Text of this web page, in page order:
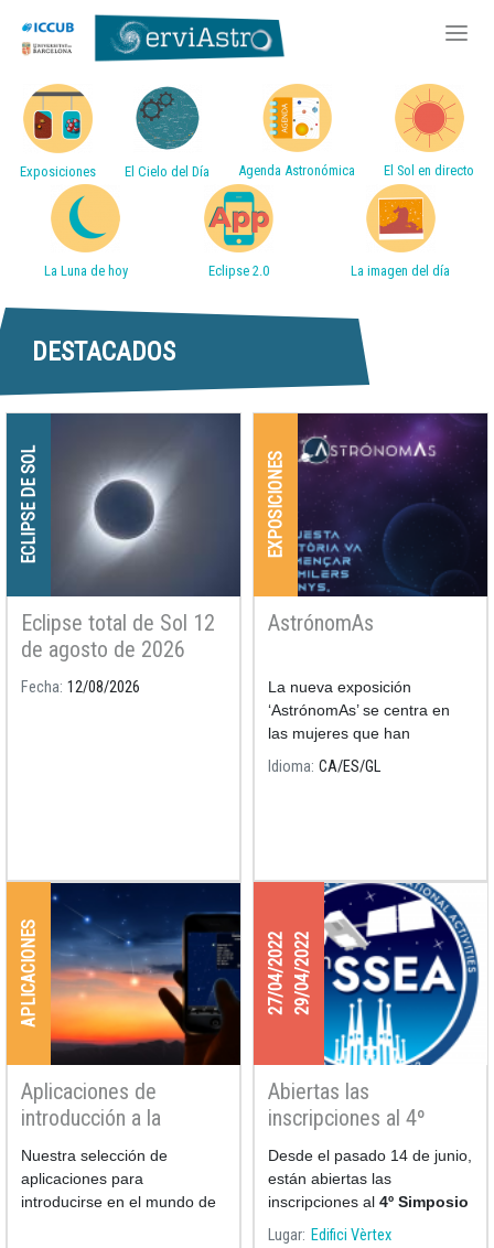
Pasar
contenido
principal
Accessos directes
Exposiciones El Cielo del Día Agenda Astronómica El Sol en directo
La Luna de hoy Eclipse 2.0 La imagen del día
DESTACADOS
ECLIPSE DE SOL
Eclipse total de Sol 12
de agosto de 2026
Fecha 12/08/2026
EXPOSICIONES
AstrónomAs
La nueva exposición
‘AstrónomAs’ se centra en
las mujeres que han
dedicado sus noches y sus
Idioma CA ES GL
APLICACIONES
Aplicaciones de
introducción a la
astronomía
Nuestra selección de
aplicaciones para
introducirse en el mundo de
27/04/202229/04/2022
Abiertas las
inscripciones al 4º
Simposio de
Actividades Educativas
del Espacio
Desde el pasado 14 de junio,
están abiertas las
inscripciones al 4º Simposio
de Activi
Lugar Edifici Vèrtex